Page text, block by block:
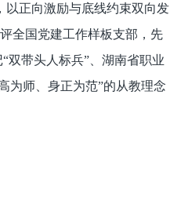
以正向激励与底线约束双向发
全国党建工作样板支部，先
双带头人标兵”、湖南省职业
为师、身正为范”的从教理念